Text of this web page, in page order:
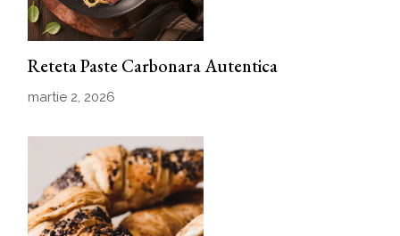
Reteta Paste Carbonara Autentica
martie 2, 2026